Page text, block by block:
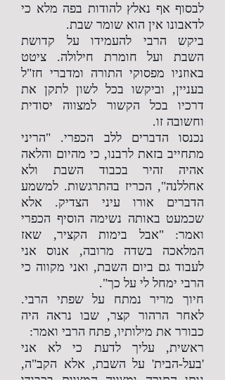
לבסוף אף נאלץ להודות בפה מלא כי
לדאבונו אין הוא שומר שבת.
ביקש הרבי להעמידו על קדושת
השבת ועל חומרת חילולה. ציטט
באוזניו מפסוקי התורה ומדברי חז"ל
בעניין, וביקשו בכל לשון לתקן את
דרכיו בכל הקשור למצווה יסודית
וחשובה זו.
נכנסו הדברים ללב הכפרי. "הריני
מתחייב בזאת לרבנו, כי מהיום והלאה
אהיה זהיר בכבוד השבת ולא
אחללנה", הכריז בהתרגשות. למשמע
הדברים אורו עיני הצדיק. אלא
שכמעט באותה נשימה הוסיף הכפרי
ואמר: "אבל בימות הקציר, שאז
המלאכה בשדה מרובה, אנוס אני
לעבוד גם ביום השבת, ואני מקווה כי
הרבי ימחל לי על כך".
חיוך מריר נמתח על שפתי הרבי.
לאחר הרהור קצר, שבו נראה היה
כבורר את מילותיו, פתח הרבי ואמר:
ראשית, עליך לדעת כי לא אני
'בעל-הבית' על השבת, אלא הקב"ה,